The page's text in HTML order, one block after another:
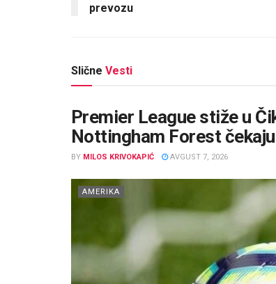
prevozu
Slične Vesti
Premier League stiže u
Nottingham Forest
BY MILOS KRIVOKAPIĆ AVGUST 7, 2026
AMERIKA